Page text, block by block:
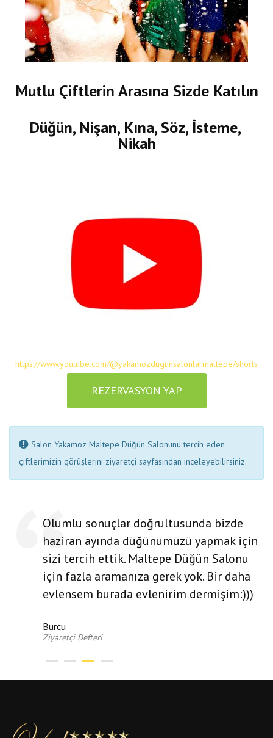
Mutlu Çiftlerin Arasına Sizde Katılın
Düğün, Nişan, Kına, Söz, İsteme,
Nikah
https://www.youtube.com/@yakamozdugunsalonlarmaltepe/shorts
REZERVASYON YAP
Salon Yakamoz Maltepe Düğün Salonunu tercih eden
çiftlerimizin görüşlerini ziyaretçi sayfasından inceleyebilirsiniz.
Olumlu sonuçlar doğrultusunda bizde
haziran ayında düğünümüzü yapmak için
sizi tercih ettik. Maltepe Düğün Salonu
için fazla aramanıza gerek yok. Bir daha
evlensem burada evlenirim dermişim:)))
Burcu
Ziyaretçi Defteri